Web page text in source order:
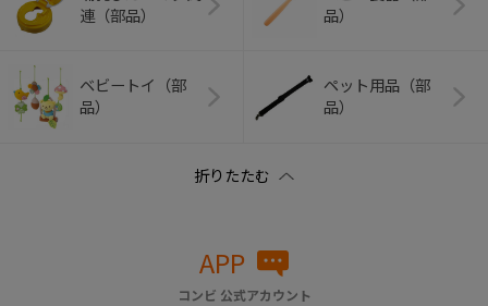
連（部品）
品）
ベビートイ（部
品）
ペット用品（部
品）
APP
コンビ 公式アカウント